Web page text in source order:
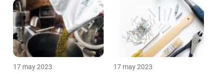
17 may 2023 17 may 2023